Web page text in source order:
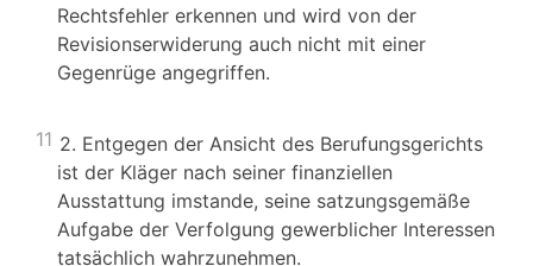
Rechtsfehler erkennen und wird von der
Revisionserwiderung auch nicht mit einer
Gegenrüge angegriffen.
11 2. Entgegen der Ansicht des Berufungsgerichts
ist der Kläger nach seiner finanziellen
Ausstattung imstande, seine satzungsgemäße
Aufgabe der Verfolgung gewerblicher Interessen
tatsächlich wahrzunehmen.